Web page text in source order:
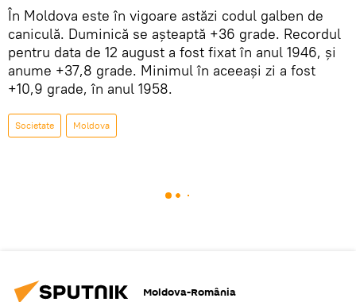
În Moldova este în vigoare astăzi codul galben de
caniculă. Duminică se așteaptă +36 grade. Recordul
pentru data de 12 august a fost fixat în anul 1946, și
anume +37,8 grade. Minimul în aceeași zi a fost
+10,9 grade, în anul 1958.
Societate Moldova
Moldova-România